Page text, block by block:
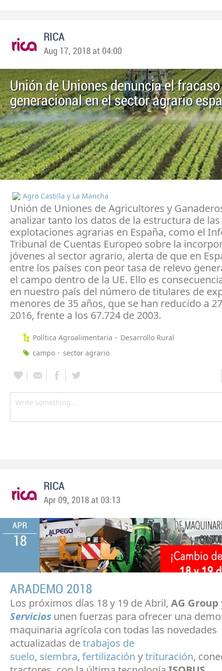
RICA
Aug 17, 2018 at 04:00
Unión de Uniones denuncia el
generacional en el sector agrario
Agro Castilla y La Mancha
Unión de Uniones de Agricultores y
analizar tanto los datos de la estructura de las
explotaciones agrarias en España, como el
Tribunal de Cuentas Europeo sobre la
jóvenes al sector agrario, alerta de que en
entre los países con peor tasa de relevo
el campo dentro de la UE. Ello es
en nuestro país del número de titulares de
menores de 35 años, que se han reducido a
2016, frente a los 67.724 de 2003.
Política Agroalimentaria
Desarrollo Rural
campo
sector agrario
RICA
Apr 09, 2018 at 03:13
APR
18
ARADEMO 2018
Los próximos días 18 y 19 de Abril, AG Group
Servicios unen fuerzas para ofrecer una
maquinaria agrícola con todas las novedades
actualizadas detrabajos de
suelo, siembra, fertilización ytrituración,